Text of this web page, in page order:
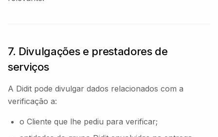
7. Divulgações e prestadores de
serviços
A Didit pode divulgar dados relacionados com a
verificação a:
o Cliente que lhe pediu para verificar;